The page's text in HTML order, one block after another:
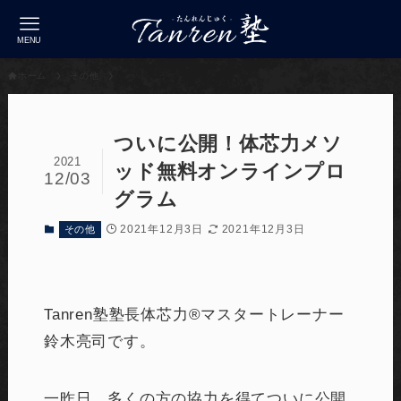
MENU
ついに公開！体芯力メソ
ッド無料オンラインプロ
グラム
2021
12/03
その他 2021年12月3日 2021年12月3日
Tanren塾塾長体芯力®︎マスタートレーナー
鈴木亮司です。